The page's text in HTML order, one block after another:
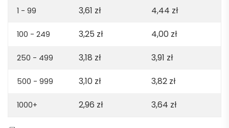
1 - 99 3,61 zł 4,44 zł
100 - 249 3,25 zł 4,00 zł
250 - 499 3,18 zł 3,91 zł
500 - 999 3,10 zł 3,82 zł
1000+ 2,96 zł 3,64 zł